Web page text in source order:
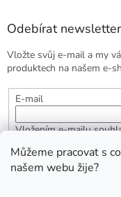
Můžeme pracovat s
našem webu žije?
Odebírat newsletter
Vložte svůj e-mail a my
produktech na našem e-
E-mail
Vložením e-mailu
PŘIHLÁSIT SE